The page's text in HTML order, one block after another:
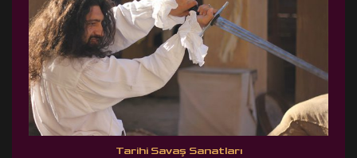
Tarihi Savaş Sanatları